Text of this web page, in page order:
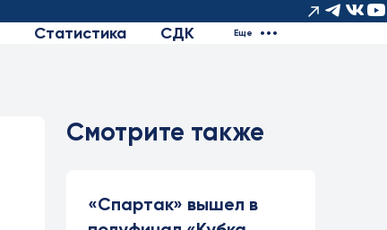
Статистика СДК Еще
Смотрите также
«Спартак» вышел в